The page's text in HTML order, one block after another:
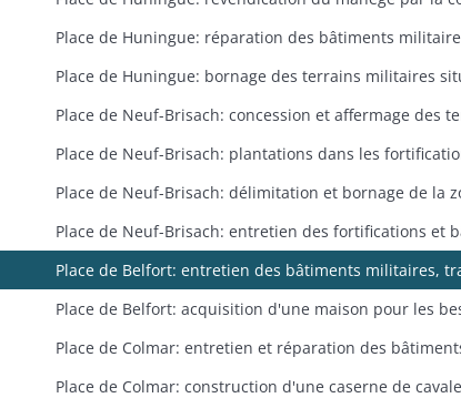
Place de Neuf-Brisach: plantations dans les
Place de Belfort: entretien des bâtiments militaires,